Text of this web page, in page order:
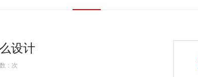
设计
： 次